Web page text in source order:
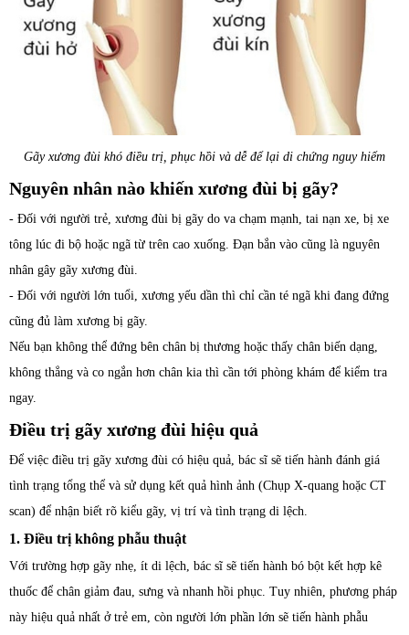
Gãy xương đùi khó điều trị, phục hồi và dễ để lại di chứng nguy hiểm
Nguyên nhân nào khiến xương đùi bị gãy?
- Đối với người trẻ, xương đùi bị gãy do va chạm mạnh, tai nạn xe, bị xe
tông lúc đi bộ hoặc ngã từ trên cao xuống. Đạn bắn vào cũng là nguyên
nhân gây gãy xương đùi.
- Đối với người lớn tuổi, xương yếu dần thì chỉ cần té ngã khi đang đứng
cũng đủ làm xương bị gãy.
Nếu bạn không thể đứng bên chân bị thương hoặc thấy chân biến dạng,
không thẳng và co ngắn hơn chân kia thì cần tới phòng khám để kiểm tra
ngay.
Điều trị gãy xương đùi hiệu quả
Để việc điều trị gãy xương đùi có hiệu quả, bác sĩ sẽ tiến hành đánh giá
tình trạng tổng thể và sử dụng kết quả hình ảnh (Chụp X-quang hoặc CT
scan) để nhận biết rõ kiểu gãy, vị trí và tình trạng di lệch.
1. Điều trị không phẫu thuật
Với trường hợp gãy nhẹ, ít di lệch, bác sĩ sẽ tiến hành bó bột kết hợp kê
thuốc để chân giảm đau, sưng và nhanh hồi phục. Tuy nhiên, phương pháp
này hiệu quả nhất ở trẻ em, còn người lớn phần lớn sẽ tiến hành phẫu